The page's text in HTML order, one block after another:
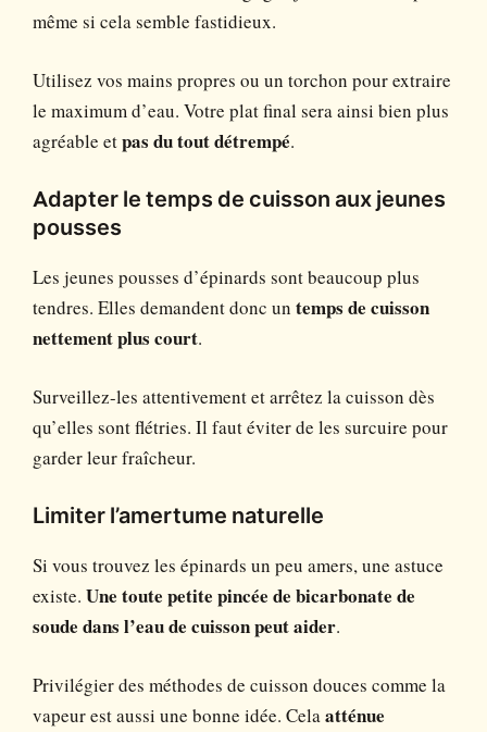
même si cela semble fastidieux.
Utilisez vos mains propres ou un torchon pour extraire
le maximum d’eau. Votre plat final sera ainsi bien plus
agréable etpas du tout détrempé.
Adapter le temps de cuisson aux jeunes
pousses
Les jeunes pousses d’épinards sont beaucoup plus
tendres. Elles demandent donc un temps de cuisson
nettement plus court.
Surveillez-les attentivement et arrêtez la cuisson dès
qu’elles sont flétries. Il faut éviter de les surcuire pour
garder leur fraîcheur.
Limiter l’amertume naturelle
Si vous trouvez les épinards un peu amers, une astuce
existe. Une toute petite pincée de bicarbonate de
soude dans l’eau de cuisson peut aider.
Privilégier des méthodes de cuisson douces comme la
vapeur est aussi une bonne idée. Celaatténue